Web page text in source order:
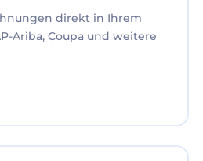
direkt in Ihrem
Ariba, Coupa und weitere